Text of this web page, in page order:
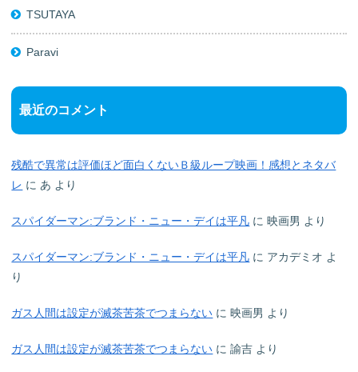
TSUTAYA
Paravi
最近のコメント
残酷で異常は評価ほど面白くないＢ級ループ映画！感想とネタバ
レ にあ より
スパイダーマン:ブランド・ニュー・デイは平凡 に映画男 より
スパイダーマン:ブランド・ニュー・デイは平凡 に アカデミオ よ
り
ガス人間は設定が滅茶苦茶でつまらない に映画男 より
ガス人間は設定が滅茶苦茶でつまらない に諭吉 より